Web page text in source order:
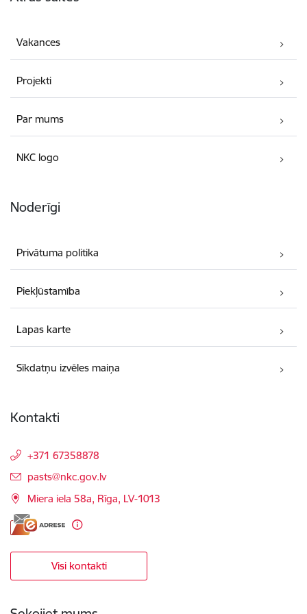
Vakances
Projekti
Par mums
NKC logo
Noderīgi
Privātuma politika
Piekļūstamība
Lapas karte
Sīkdatņu izvēles maiņa
Kontakti
+371 67358878
E-pasts:
pasts@nkc.gov.lv
Miera iela 58a, Rīga, LV-1013
Visi kontakti